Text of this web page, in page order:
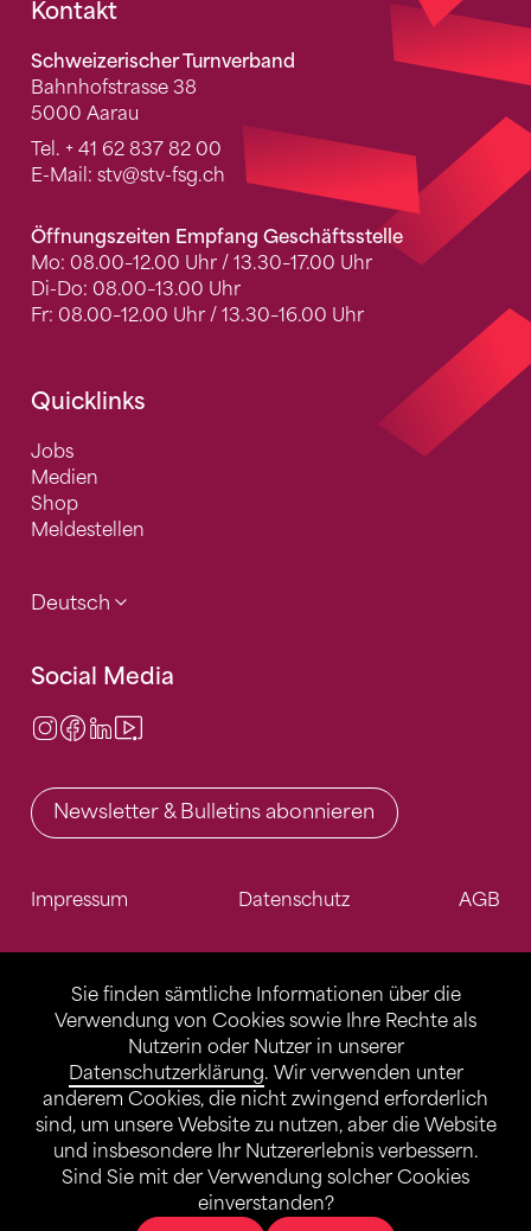
Sie finden sämtliche Informationen über die
Verwendung von Cookies sowie Ihre Rechte als
Nutzerin oder Nutzer in unserer
Datenschutzerklärung. Wir verwenden unter
anderem Cookies, die nicht zwingend erforderlich
sind, um unsere Website zu nutzen, aber die Website
und insbesondere Ihr Nutzererlebnis verbessern.
Sind Sie mit der Verwendung solcher Cookies
einverstanden?
Fusszeile
Kontakt
Schweizerischer Turnverband
Bahnhofstrasse 38
5000 Aarau
Tel. + 41 62 837 82 00
E-Mail: stv@stv-fsg.ch
Öffnungszeiten Empfang Geschäftsstelle
Mo: 08.00–12.00 Uhr / 13.30–17.00 Uhr
Di-Do: 08.00–13.00 Uhr
Fr: 08.00–12.00 Uhr / 13.30–16.00 Uhr
Quicklinks
Jobs
Medien
Shop
Meldestellen
Deutsch
Social Media
Instagram
Facebook
LinkedIn
Newsletter & Bulletins abonnieren
Impressum Datenschutz AGB